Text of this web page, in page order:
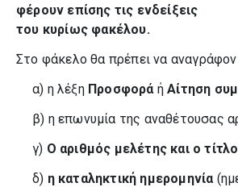
φέρουν επίσης τις ενδείξεις
του κυρίως φακέλου.
Στο φάκελο θα πρέπει να
α) η λέξη Προσφορά ήΑίτηση
β) η επωνυμία της αναθέτουσας
γ) Ο αριθμός μελέτης και ο
δ) η καταληκτική ημερομηνία